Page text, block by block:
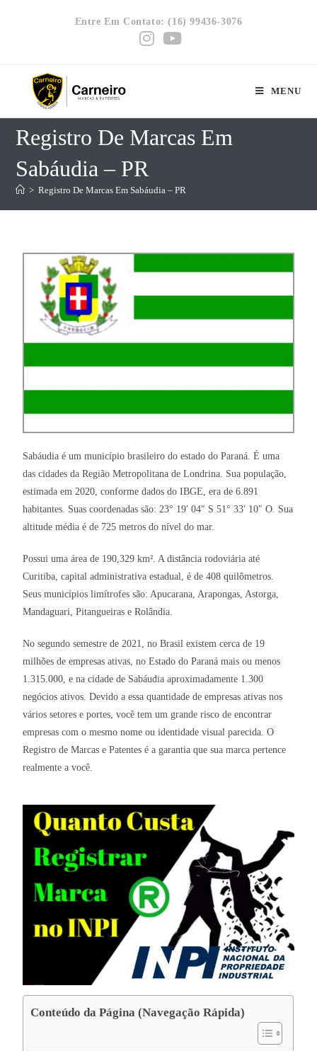
Entre Em Contato: (16) 99436-3076
MENU
Registro De Marcas Em
Sabáudia – PR
> Registro De Marcas Em Sabáudia – PR
Sabáudia é um município brasileiro do estado do Paraná. É uma
das cidades da Região Metropolitana de Londrina. Sua população,
estimada em 2020, conforme dados do IBGE, era de 6.891
habitantes. Suas coordenadas são: 23° 19′ 04″ S 51° 33′ 10″ O. Sua
altitude média é de 725 metros do nível do mar.
Possui uma área de 190,329 km². A distância rodoviária até
Curitiba, capital administrativa estadual, é de 408 quilômetros.
Seus municípios limítrofes são: Apucarana, Arapongas, Astorga,
Mandaguari, Pitangueiras e Rolândia.
No segundo semestre de 2021, no Brasil existem cerca de 19
milhões de empresas ativas, no Estado do Paraná mais ou menos
1.315.000, e na cidade de Sabáudia aproximadamente 1.300
negócios ativos. Devido a essa quantidade de empresas ativas nos
vários setores e portes, você tem um grande risco de encontrar
empresas com o mesmo nome ou identidade visual parecida. O
Registro de Marcas e Patentes é a garantia que sua marca pertence
realmente a você.
Conteúdo da Página (Navegação Rápida)